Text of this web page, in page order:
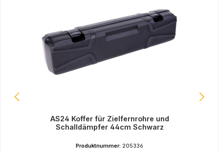
AS24 Koffer für Zielfernrohre und
Schalldämpfer 44cm Schwarz
Produktnummer: 205336